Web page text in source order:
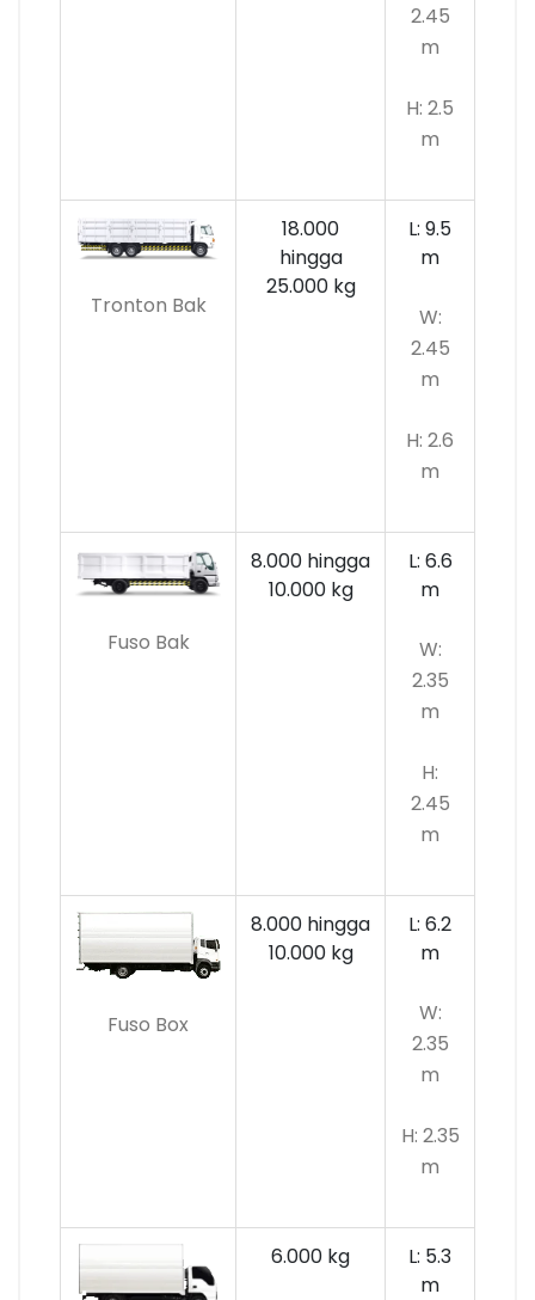
2.45
m
H: 2.5
m
Tronton Bak
18.000
hingga
25.000 kg
L: 9.5
m
W:
2.45
m
H: 2.6
m
Fuso Bak
8.000 hingga
10.000kg
L: 6.6
m
W:
2.35
m
H:
2.45
m
Fuso Box
8.000 hingga
10.000 kg
L: 6.2
m
W:
2.35
m
H: 2.35
m
6.000 kg
L: 5.3
m